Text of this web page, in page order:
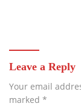
Leave a Reply
Your email
marked *